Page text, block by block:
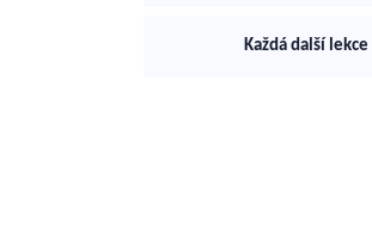
Každá další lekce